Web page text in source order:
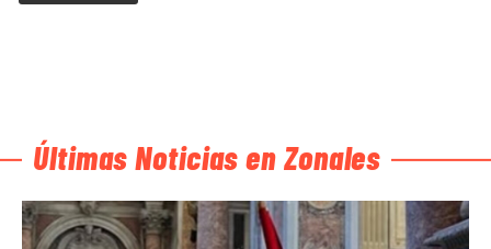
Últimas Noticias en Zonales